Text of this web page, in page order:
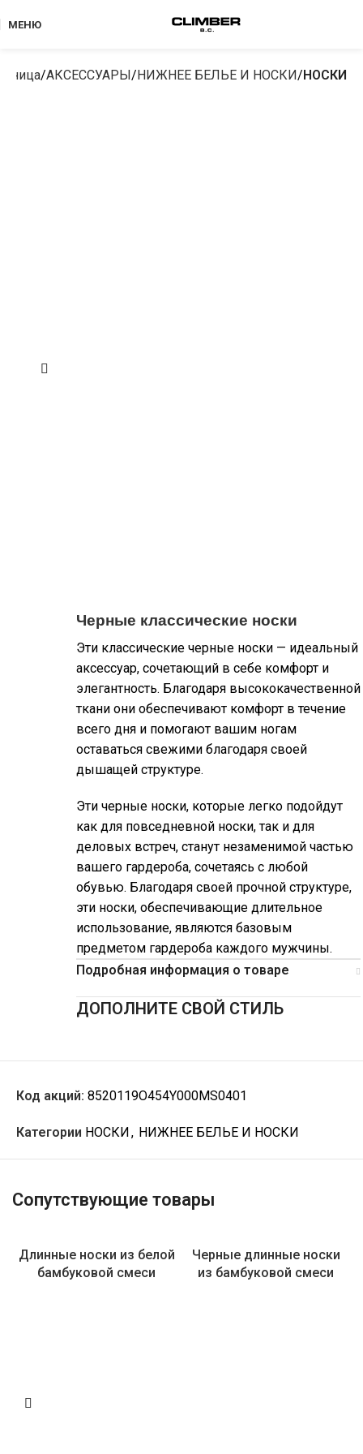
МЕНЮ
АКСЕССУАРЫ НИЖНЕЕ БЕЛЬЕ И НОСКИ НОСКИ
Черные классические носки
Эти классические черные носки — идеальный
аксессуар, сочетающий в себе комфорт и
элегантность. Благодаря высококачественной
ткани они обеспечивают комфорт в течение
всего дня и помогают вашим ногам
оставаться свежими благодаря своей
дышащей структуре.
Эти черные носки, которые легко подойдут
как для повседневной носки, так и для
деловых встреч, станут незаменимой частью
вашего гардероба, сочетаясь с любой
обувью. Благодаря своей прочной структуре,
эти носки, обеспечивающие длительное
использование, являются базовым
предметом гардероба каждого мужчины.
Подробная информация о товаре
ДОПОЛНИТЕ СВОЙ СТИЛЬ
Код акций: 8520119O454Y000MS0401
Категории НОСКИ , НИЖНЕЕ БЕЛЬЕ И НОСКИ
Сопутствующие товары
Длинные носки из белой
бамбуковой смеси
Черные длинные носки
из бамбуковой смеси